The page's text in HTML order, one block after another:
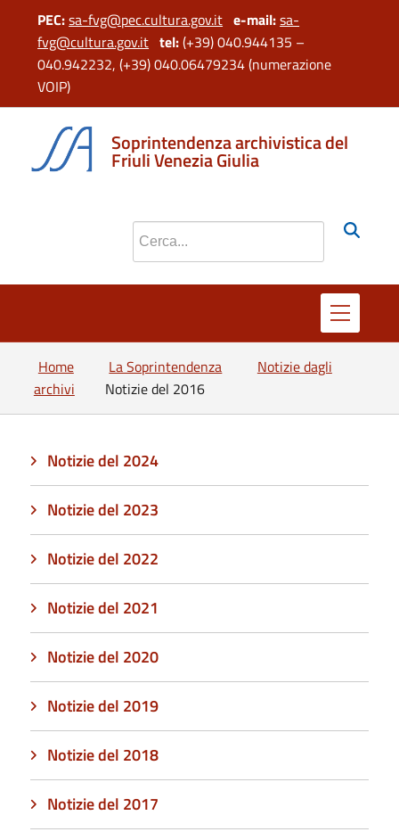
PEC:sa-fvg@pec.cultura.gov.it e-mail:sa-
fvg@cultura.gov.it tel:(+39) 040.944135 –
040.942232, (+39) 040.06479234 (numerazione
VOIP)
Soprintendenza archivistica del
Friuli Venezia Giulia
Cerca nel sito
Home La Soprintendenza
Notizie dagli
archivi
Notizie del 2016
Notizie del 2024
Notizie del 2023
Notizie del 2022
Notizie del 2021
Notizie del 2020
Notizie del 2019
Notizie del 2018
Notizie del 2017